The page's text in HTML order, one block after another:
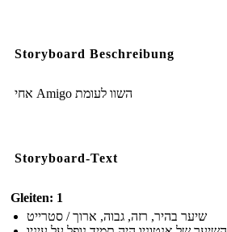
Storyboard Beschreibung
אחי Amigo השוו לעומת
Storyboard-Text
Gleiten: 1
שיער בהיר, רזה, גבוה, ארוך / סטרייט